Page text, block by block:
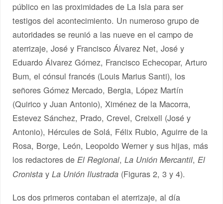
público en las proximidades de La Isla para ser
testigos del acontecimiento. Un numeroso grupo de
autoridades se reunió a las nueve en el campo de
aterrizaje, José y Francisco Álvarez Net, José y
Eduardo Álvarez Gómez, Francisco Echecopar, Arturo
Bum, el cónsul francés (Louis Marius Santi), los
señores Gómez Mercado, Bergia, López Martín
(Quirico y Juan Antonio), Ximénez de la Macorra,
Estevez Sánchez, Prado, Crevel, Creixell (José y
Antonio), Hércules de Solá, Félix Rubio, Aguirre de la
Rosa, Borge, León, Leopoldo Werner y sus hijas, más
los redactores deEl Regional,La Unión Mercantil,El
Cronista yLa Unión Ilustrada (Figuras 2, 3 y 4).
Los dos primeros contaban el aterrizaje, al día